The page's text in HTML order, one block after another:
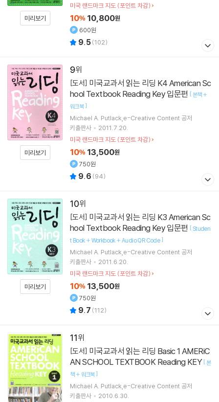
미리보기
미국 랜드마크 지도 (포인트 차감)
10% 10,800원
600원
9.5(102)
9
미리보기
[도서]
hool Textbook Reading Key 입문편 [본책 +
워크북]
Michael A. Putlack,e-Creative Content 공저
키출판사
2011.7.20.
미국 랜드마크 지도 (포인트 차감)
10% 13,500원
750원
9.6 (94)
10
미리보기
[도서]
hool Textbook Reading Key 입문편 [ Studen
t Book + Workbook + Audio QR Code]
Michael A. Putlack,e-Creative Content 공저
키출판사
2011.6.20.
미국 랜드마크 지도 (포인트 차감)
10% 13,500원
750원
9.7 (112)
11
[도서]
AN SCHOOL TEXTBOOK Reading KEY [본
책 + 워크북]
Michael A. Putlack,e-Creative Content 공저
키출판사
2010.6.30.